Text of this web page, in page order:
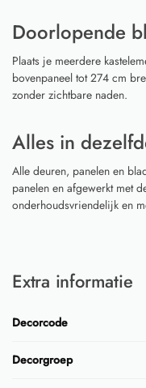
Doorlopende
Plaats je meerdere
bovenpaneel tot 274 cm
zonder zichtbare naden.
Alles in
Alle deuren, panelen en
panelen en afgewerkt met
onderhoudsvriendelijk en
Extra informatie
Decorcode
Decorgroep